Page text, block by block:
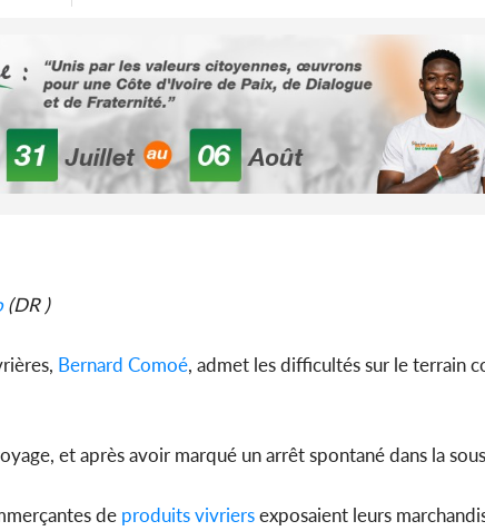
(DR )
Bernard Comoé, admet les difficultés sur le terrain
et après avoir marqué un arrêt spontané dans la
de produitsvivriersexposaient leurs